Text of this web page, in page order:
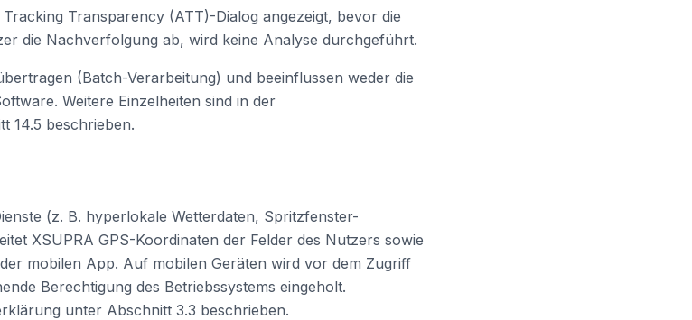
Transparency (ATT)-Dialog angezeigt, bevor die
die Nachverfolgung ab, wird keine Analyse durchgeführt.
(Batch-Verarbeitung) und beeinflussen weder die
Weitere Einzelheiten sind in der
14.5 beschrieben.
(z. B. hyperlokale Wetterdaten, Spritzfenster-
XSUPRA GPS-Koordinaten der Felder des Nutzers sowie
mobilen App. Auf mobilen Geräten wird vor dem Zugriff
Berechtigung des Betriebssystems eingeholt.
unter Abschnitt 3.3 beschrieben.